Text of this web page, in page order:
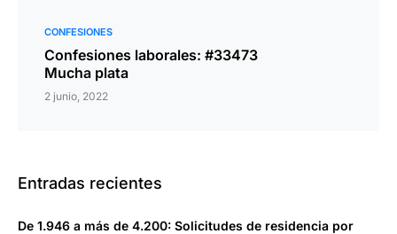
CONFESIONES
Confesiones laborales: #33473
Mucha plata
2 junio, 2022
Entradas recientes
De 1.946 a más de 4.200: Solicitudes de residencia por